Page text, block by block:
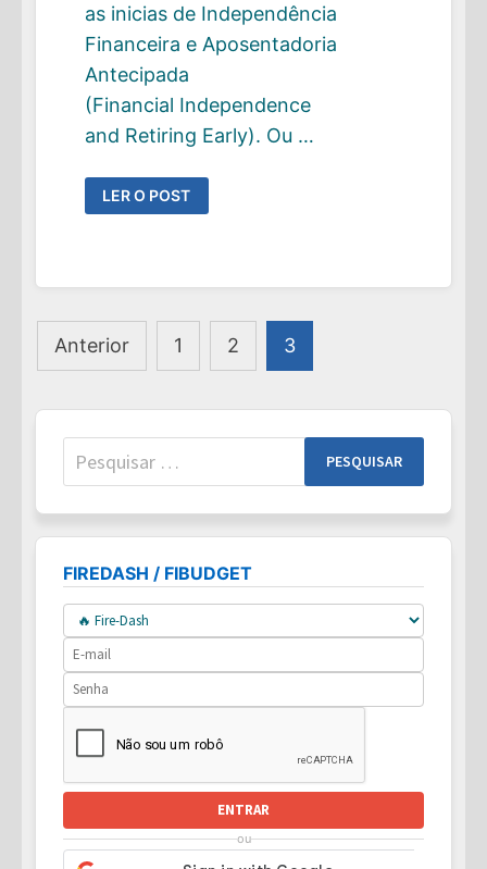
as inicias de Independência
Financeira e Aposentadoria
Antecipada
(Financial Independence
and Retiring Early). Ou …
COMO
O
CONCEITO
SUA
!
LER O POST
Paginação
de
posts
Anterior 1 2 3
Pesquisar
por:
FIREDASH / FIBUDGET
ENTRAR
ou